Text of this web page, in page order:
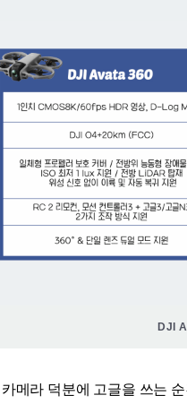
DJI
메라 덕분에 고글을 쓰는